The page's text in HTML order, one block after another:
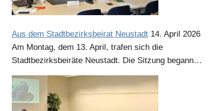
Aus dem Stadtbezirksbeirat Neustadt 14. April 2026
Am Montag, dem 13. April, trafen sich die
Stadtbezirksbeiräte Neustadt. Die Sitzung begann…